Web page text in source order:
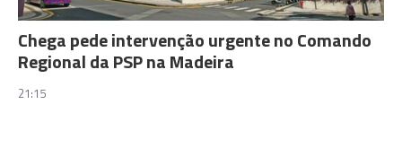
Chega pede intervenção urgente no Comando
Regional da PSP na Madeira
21:15